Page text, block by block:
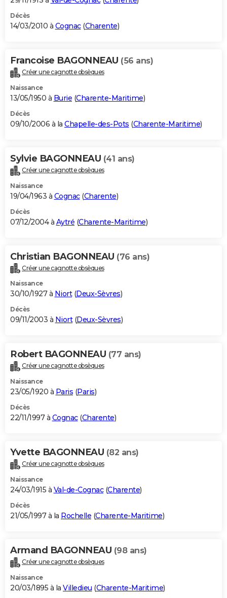
Décès
14/03/2010 à Cognac(Charente)
Francoise BAGONNEAU (56 ans)
Créer une cagnotte obsèques
Naissance
13/05/1950 à Burie (Charente-Maritime)
Décès
09/10/2006 à la Chapelle-des-Pots (Charente-Maritime)
Sylvie BAGONNEAU (41 ans)
Créer une cagnotte obsèques
Naissance
19/04/1963 à Cognac(Charente)
Décès
07/12/2004 à Aytré (Charente-Maritime)
Christian BAGONNEAU (76 ans)
Créer une cagnotte obsèques
Naissance
30/10/1927 à Niort(Deux-Sèvres)
Décès
09/11/2003 à Niort(Deux-Sèvres)
Robert BAGONNEAU (77 ans)
Créer une cagnotte obsèques
Naissance
23/05/1920 à Paris (Paris)
Décès
22/11/1997 à Cognac(Charente)
Yvette BAGONNEAU (82 ans)
Créer une cagnotte obsèques
Naissance
24/03/1915 à Val-de-Cognac(Charente)
Décès
21/05/1997 à la Rochelle (Charente-Maritime)
Armand BAGONNEAU (98 ans)
Créer une cagnotte obsèques
Naissance
20/03/1895 à la Villedieu (Charente-Maritime)